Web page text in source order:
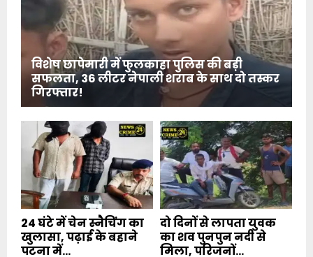
विशेष छापेमारी में फुलकाहा पुलिस की बड़ी
सफलता, 36 लीटर नेपाली शराब के साथ दो तस्कर
गिरफ्तार!
24 घंटे में चेन स्नैचिंग का
खुलासा, पढ़ाई के बहाने
पटना में...
दो दिनों से लापता युवक
का शव पुनपुन नदी से
मिला, परिजनों...